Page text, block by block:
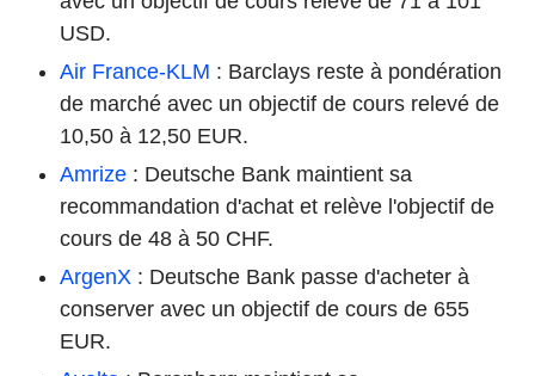
USD.
Air France-KLM : Barclays reste à pondération
de marché avec un objectif de cours relevé de
10,50 à 12,50 EUR.
Amrize : Deutsche Bank maintient sa
recommandation d'achat et relève l'objectif de
cours de 48 à 50 CHF.
ArgenX : Deutsche Bank passe d'acheter à
conserver avec un objectif de cours de 655
EUR.